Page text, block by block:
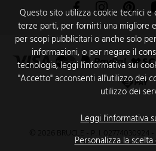
Questo sito utilizza cookie tecnici e
terze parti, per fornirti una migliore
per scopi pubblicitari o anche solo
informazioni, o per negare il
tecnologia, leggi l'informativa sui
"Accetto" acconsenti all'utilizzo dei
utilizzo dei
Leggi l'informativa
Personalizza la
FacebookInstagram
© 2026 BRUCLE - P. I. 02774030924